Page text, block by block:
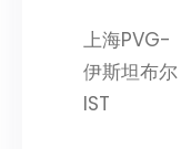
上海PVG-
伊斯坦布尔
IST